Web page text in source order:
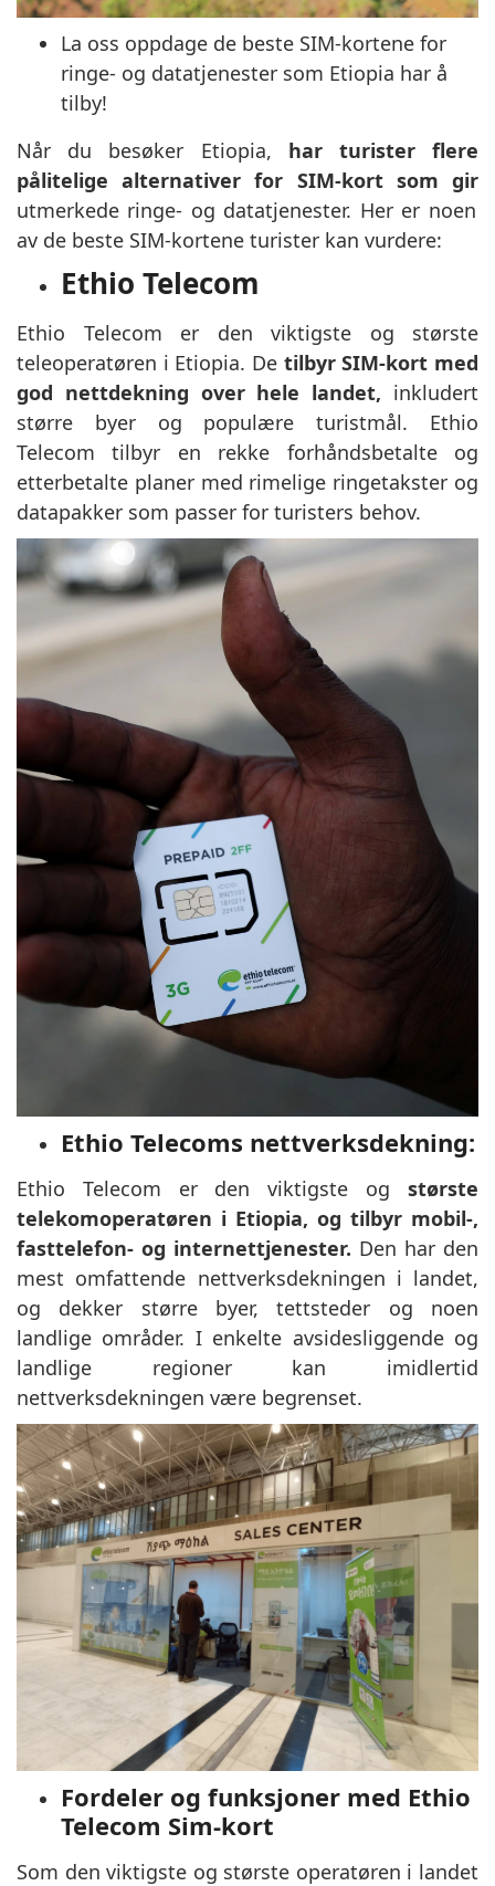
La oss oppdage de beste SIM-kortene for
ringe- og datatjenester som Etiopia har å
tilby!
Når du besøker Etiopia, har turister flere
pålitelige alternativer for SIM-kort som gir
utmerkede ringe- og datatjenester. Her er noen
av de beste SIM-kortene turister kan vurdere:
Ethio Telecom
Ethio Telecom er den viktigste og største
teleoperatøren i Etiopia. De tilbyr SIM-kort med
god nettdekning over hele landet, inkludert
større byer og populære turistmål. Ethio
Telecom tilbyr en rekke forhåndsbetalte og
etterbetalte planer med rimelige ringetakster og
datapakker som passer for turisters behov.
Ethio Telecoms nettverksdekning:
Ethio Telecom er den viktigste og største
telekomoperatøren i Etiopia, og tilbyr mobil-,
fasttelefon- og internettjenester. Den har den
mest omfattende nettverksdekningen i landet,
og dekker større byer, tettsteder og noen
landlige områder. I enkelte avsidesliggende og
landlige regioner kan imidlertid
nettverksdekningen være begrenset.
Fordeler og funksjoner med Ethio
Telecom Sim-kort
Som den viktigste og største operatøren i landet